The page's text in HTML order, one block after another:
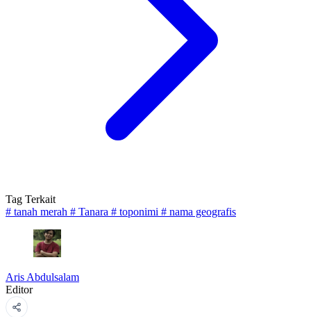
Tag Terkait
# tanah merah # Tanara # toponimi # nama geografis
Aris Abdulsalam
Editor